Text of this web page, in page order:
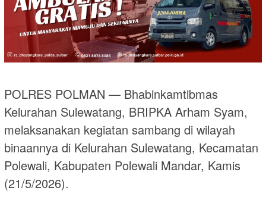
POLRES POLMAN — Bhabinkamtibmas
Kelurahan Sulewatang, BRIPKA Arham Syam,
melaksanakan kegiatan sambang di wilayah
binaannya di Kelurahan Sulewatang, Kecamatan
Polewali, Kabupaten Polewali Mandar, Kamis
(21/5/2026).